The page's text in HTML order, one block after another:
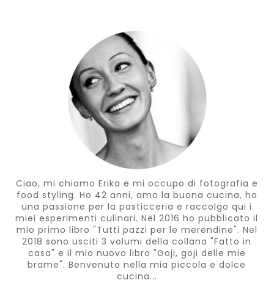
Ciao, mi chiamo Erika e mi occupo di fotografia e
food styling. Ho 42 anni, amo la buona cucina, ho
una passione per la pasticceria e raccolgo qui i
miei esperimenti culinari. Nel 2016 ho pubblicato il
mio primo libro "Tutti pazzi per le merendine". Nel
2018 sono usciti 3 volumi della collana "Fatto in
casa" e il mio nuovo libro "Goji, goji delle mie
brame". Benvenuto nella mia piccola e dolce
cucina...